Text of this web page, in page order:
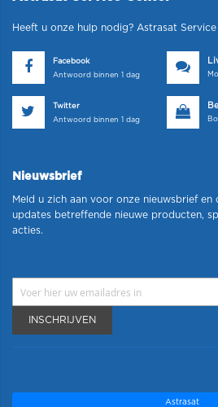
Heeft u onze hulp nodig? Astrasat
Facebook
Antwoord binnen 1 dag
Twitter
Antwoord binnen 1 dag
Nieuwsbrief
Meld u zich aan voor onze nieuwsbrief en
updates betreffende nieuwe producten,
acties.
INSCHRIJVEN
Astrasat